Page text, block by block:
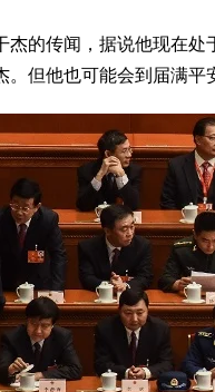
杰的传闻，据说他现在
。但他也可能会到届满平